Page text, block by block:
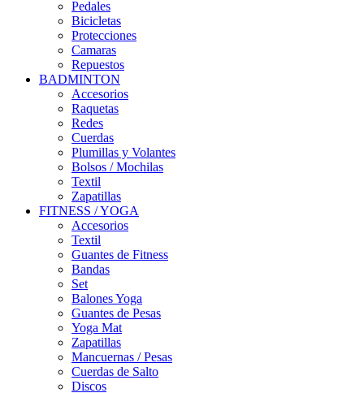
Pedales
Bicicletas
Protecciones
Camaras
Repuestos
BADMINTON
Accesorios
Raquetas
Redes
Cuerdas
Plumillas y Volantes
Bolsos / Mochilas
Textil
Zapatillas
FITNESS / YOGA
Accesorios
Textil
Guantes de Fitness
Bandas
Set
Balones Yoga
Guantes de Pesas
Yoga Mat
Zapatillas
Mancuernas / Pesas
Cuerdas de Salto
Discos